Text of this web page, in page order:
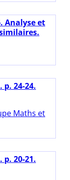
Analyse et
p. 24-24.
Maths et
p. 20-21.